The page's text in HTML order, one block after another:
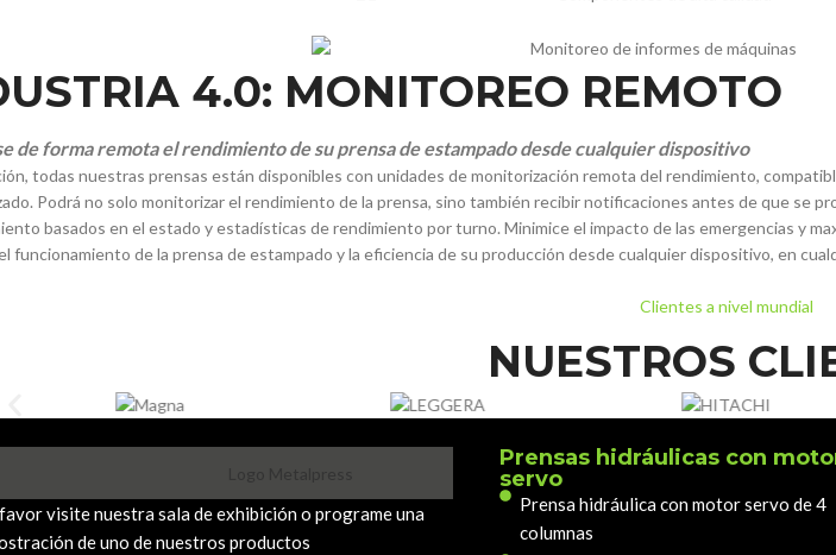
4.0: MONITOREO REMOTO
de forma remota el rendimiento de su prensa de estampado desde cualquier dispositivo
todas nuestras prensas están disponibles con unidades de monitorización remota del rendimiento,
Podrá no solo monitorizar el rendimiento de la prensa, sino también recibir notificaciones antes de que se
basados ​​en el estado y estadísticas de rendimiento por turno. Minimice el impacto de las emergencias y
funcionamiento de la prensa de estampado y la eficiencia de su producción desde cualquier dispositivo, en
Clientes a nivel mundial
NUESTROS
visite nuestra sala de exhibición o programe una
de uno de nuestros productos
Prensas hidráulicas con
servo
Prensa hidráulica con motor servo de 4
columnas